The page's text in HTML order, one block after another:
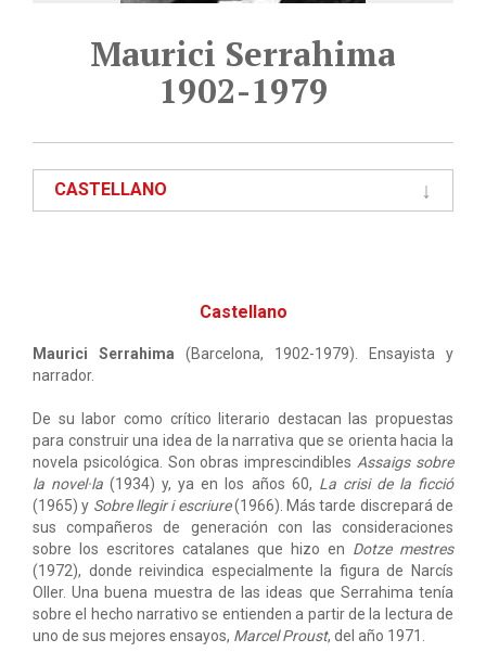
Maurici Serrahima
1902-1979
CASTELLANO
Castellano
Maurici Serrahima (Barcelona, 1902-1979). Ensayista y
narrador.
De su labor como crítico literario destacan las propuestas
para construir una idea de la narrativa que se orienta hacia la
novela psicológica. Son obras imprescindibles Assaigs sobre
la novel·la (1934) y, ya en los años 60, La crisi de la ficció
(1965) y Sobre llegir i escriure(1966). Más tarde discrepará de
sus compañeros de generación con las consideraciones
sobre los escritores catalanes que hizo en Dotze mestres
(1972), donde reivindica especialmente la figura de Narcís
Oller. Una buena muestra de las ideas que Serrahima tenía
sobre el hecho narrativo se entienden a partir de la lectura de
uno de sus mejores ensayos, Marcel Proust, del año 1971.